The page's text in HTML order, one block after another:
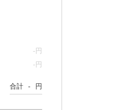
- 円
- 円
合計 - 円